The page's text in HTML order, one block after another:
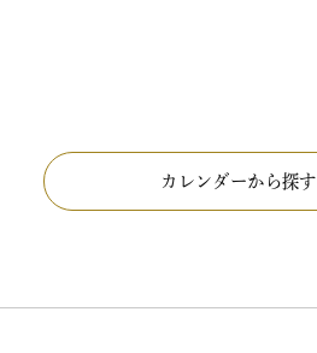
カレンダーから探す